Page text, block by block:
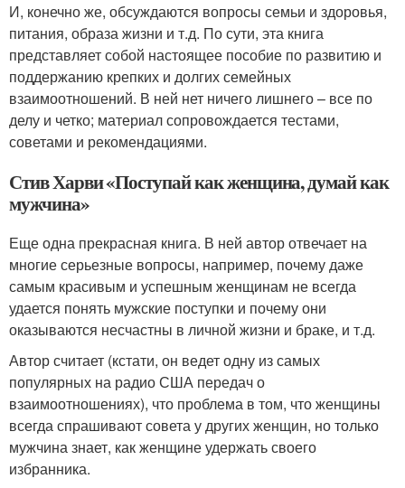
И, конечно же, обсуждаются вопросы семьи и здоровья,
питания, образа жизни и т.д. По сути, эта книга
представляет собой настоящее пособие по развитию и
поддержанию крепких и долгих семейных
взаимоотношений. В ней нет ничего лишнего – все по
делу и четко; материал сопровождается тестами,
советами и рекомендациями.
Стив Харви «Поступай как женщина, думай как
мужчина»
Еще одна прекрасная книга. В ней автор отвечает на
многие серьезные вопросы, например, почему даже
самым красивым и успешным женщинам не всегда
удается понять мужские поступки и почему они
оказываются несчастны в личной жизни и браке, и т.д.
Автор считает (кстати, он ведет одну из самых
популярных на радио США передач о
взаимоотношениях), что проблема в том, что женщины
всегда спрашивают совета у других женщин, но только
мужчина знает, как женщине удержать своего
избранника.